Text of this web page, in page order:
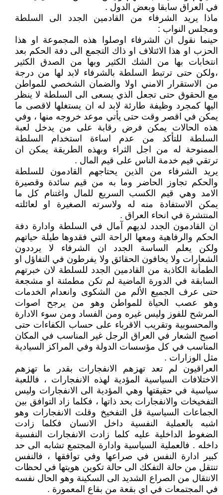
في العراق سابقا وبعض الدول .
ماذا يريد الشرفاء من القادمين الجدد الى السلطة
ومجلس النواب :
حينما نقول ان الشرفاء اوصلوا هذه المجموعة او هذا
الحزب او هذا الائتلاف او ذاك التجمع الى دفة الحكم بعد
انتخابات بها من الشك الكثير وبها من الصدق الكثير
،ولكن حتى ترتبط السلطة بالشرفاء لابد لها من درجة
من الاستقرار الامني اولا والضمان الشخصي للمواطن
مع الحقوق حتى تجعل الذي يسعى الى السلطة لا ينظر
اليها كمجرد وظيفة طارئة لابد له ان يستغلها لاقصى ما
يمكن في اقصر وقت حتى يأتي موعد خروجه منها ، وفي
هذه الحالات يمكن فرض رقابة على من يدخل لعبة
السلطة للتأكد من عدم اساءة استخدام السلطة
الممنوحة له من اجل الثراء وبهذه الطريقة يمكن ان
ترتقي قيم خدمة الناس على قيم المال .
يريد الشرفاء من الذين يحتاجهم القادمون للسلطة
والحكم تجاوز الحاضر وما به من قيم سائدة وقصيرة
الامد وهي قيم الكسب السريع للمال واغتنام كل ما
يمكن الاستفادة منه له ولاسرته الصغيرة او لعائلته
المنتشرة في انحاء العراق .
ان القادمون الجدد لديهم آمال في السلطة وادارة دفة
الحكم والرفاهية ومعها الراحة التي فقدوها طيلة حياتهم
ولكن يعلم الساسة الجدد ان الشرفاء لا يرددون
الشعارات ولا يخافون الحقائق ولا يفرطون في التفاؤل او
الطمأنة الكاذبة من القادمين الجدد للسلطة لان خبرتهم
السابقة في الدورة الماضية لم تكن مطمئنة او مشجعة
حتى عرف الجميع الألم من الشكوى وانعدام الخدمات
وهو عصب الحياة للمواطن وهو من يرجح اصوات
المرشح للفوز وليس غيره ومن الفساد ومن سوء الادارة
والمحسوبية وتقريب الاقرباء على حساب الكفاءات حتى
اصبح الشعار في العراق الرجل غير المناسب في المكان
المناسب في كل مؤسسات الدولة وفي المراكز السيادية
مثل الوزارات .
العراقيون لم تعد تهزهم الانفجارات بقدر ما تهزهم
الاختلافات السياسية المؤدية لهذه الانفجارات ، فاللعبة
سياسية في حقيقتها وهي المؤدية الى الانفجارات وليس
التفخيخات والانفجارات بحد ذاتها ، فكلما زاد التوافق بين
الجماعات السياسية قل التفخيخ وقلت الانفجارات وهو
اشبه بالعملية النفسية داخل الانسان فكلما زادت
الضغوط الداخلية عليه كلما زادت الانفجارات النفسية
داخله . فالعملية السياسية وادارة المجتمع تشابه الى حد
كبير ادارة النفس في صراعها وفي توافقها ، فالنفس
تنتقل من حالة التفكك الى حالة تكوين هويتها في لحظات
الانتقال من الصراع الشديد الى السكينة وهو الحال نفسه
في المجتمعات في اي بقعة من بقاع المعمورة .